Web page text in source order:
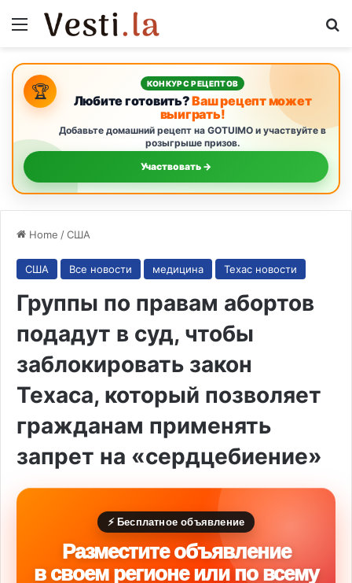
Menu
🏆 КОНКУРС РЕЦЕПТОВ
Любите готовить?Ваш рецепт может
выиграть!
Добавьте домашний рецепт на GOTUIMO и участвуйте в
розыгрыше призов.
Участвовать →
Home /США
США Все новости медицина Техас новости
Группы по правам абортов
подадут в суд, чтобы
заблокировать закон
Техаса, который позволяет
гражданам применять
запрет на «сердцебиение»
⚡ Бесплатное объявление
Разместите объявление
в своем регионе или по всему